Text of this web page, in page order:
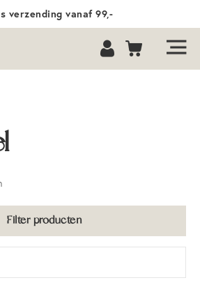
verzending vanaf 99,-
Filter producten